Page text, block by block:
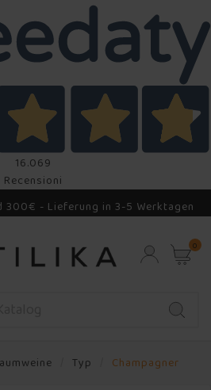
16.069
Recensioni
300€ - Lieferung in 3-5 Werktagen
0
Typ Champagner